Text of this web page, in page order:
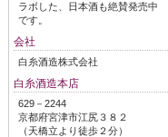
ラボした、日本酒も絶賛発売中
です。
会社
白糸酒造株式会社
白糸酒造本店
629－2244
京都府宮津市江尻３８２
（天橋立より徒歩２分）